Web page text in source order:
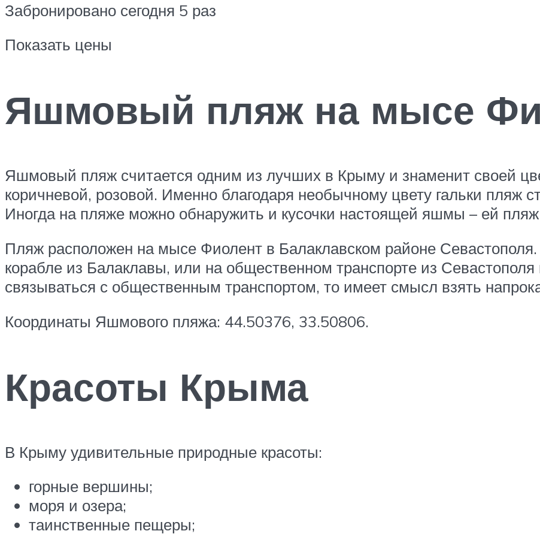
Забронировано сегодня 5 раз
Показать цены
Яшмовый пляж на мысе
Яшмовый пляж считается одним из лучших в Крыму и знаменит своей
коричневой, розовой. Именно благодаря необычному цвету гальки пляж
Иногда на пляже можно обнаружить и кусочки настоящей яшмы – ей
Пляж расположен на мысе Фиолент в Балаклавском районе
корабле из Балаклавы, или на общественном транспорте из
связываться с общественным транспортом, то имеет смысл взять
Координаты Яшмового пляжа: 44.50376, 33.50806.
Красоты Крыма
В Крыму удивительные природные красоты:
горные вершины;
моря и озера;
таинственные пещеры;